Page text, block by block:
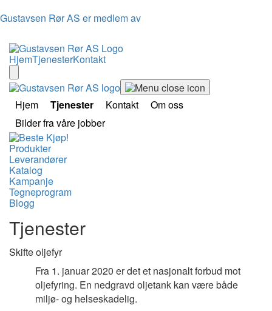
Gustavsen Rør AS er medlem av
HjemTjenesterKontakt
Hjem Tjenester Kontakt
Om oss
Bilder fra våre jobber
Produkter
Leverandører
Katalog
Kampanje
Tegneprogram
Blogg
Tjenester
Skifte oljefyr
Fra 1. januar 2020 er det et nasjonalt forbud mot
oljefyring. En nedgravd oljetank kan være både
miljø- og helseskadelig.